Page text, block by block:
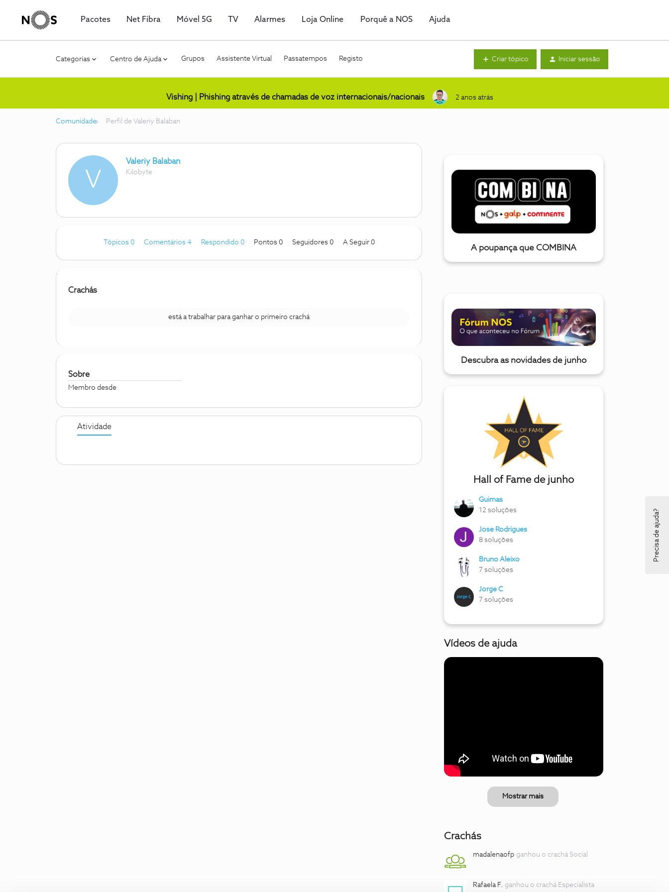
Pacotes Net Fibra Móvel 5G TV Alarmes Loja Online Porquê a NOS Ajuda
Categorias Centro de Ajuda Grupos Assistente Virtual Passatempos Registo Criar tópico Iniciar sessão
Vishing | Phishing através de chamadas de voz internacionais/nacionais 2 anos atrás
Comunidade Perfil de Valeriy Balaban
V
Valeriy Balaban
Kilobyte
Tópicos 0 Comentários 4 Respondido 0 Pontos 0 Seguidores 0 A Seguir 0
Crachás
está a trabalhar para ganhar o primeiro crachá
Sobre
Membro desde
Atividade
A poupança que COMBINA
Descubra as novidades de junho
Hall of Fame de junho
Guimas
12 soluções
Jose Rodrigues
8 soluções
Bruno Aleixo
7 soluções
Jorge C
7 soluções
Vídeos de ajuda
Mostrar mais
Crachás
madalenaofp ganhou o crachá Social
Rafaela F. ganhou o crachá Especialista
Precisa de ajuda?